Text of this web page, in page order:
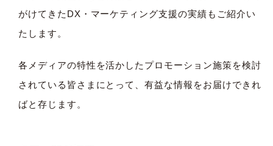
がけてきたDX・マーケティング支援の実績もご紹介い
たします。
各メディアの特性を活かしたプロモーション施策を検討
されている皆さまにとって、有益な情報をお届けできれ
ばと存じます。